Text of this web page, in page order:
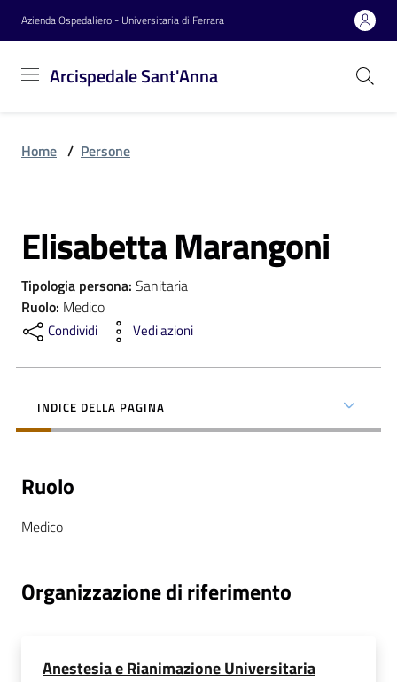
Vai al contenuto
Vai alla navigazione
Vai al footer
Azienda Ospedaliero - Universitaria di Ferrara
Arcispedale Sant'Anna
Sant'Anna
Azienda
Servizi
Reparti
Novità
a
a
Home / Persone
Salta al contenuto
Elisabetta Marangoni
Tipologia persona: Sanitaria
Ruolo: Medico
Condividi Vedi azioni
INDICE DELLA PAGINA
Ruolo
Medico
Organizzazione di riferimento
Anestesia e Rianimazione Universitaria